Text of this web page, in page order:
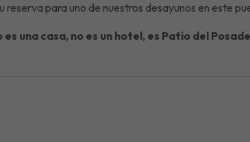
reserva para uno de nuestros desayunos en este
una casa, no es un hotel, es Patio del